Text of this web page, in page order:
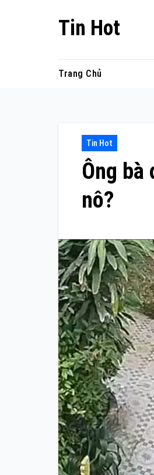
Tin Hot
Trang Chủ
Tin Hot
Ông bà
nô?